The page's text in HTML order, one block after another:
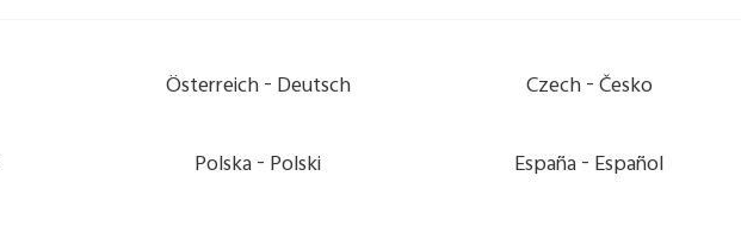
Österreich - Deutsch Czech -Česko
Polska - Polski España - Español